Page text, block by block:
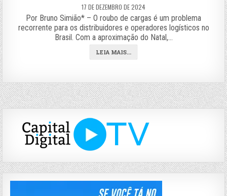
17 DE DEZEMBRO DE 2024
Por Bruno Simião* – O roubo de cargas é um problema
recorrente para os distribuidores e operadores logísticos no
Brasil. Com a aproximação do Natal,…
LEIA MAIS...